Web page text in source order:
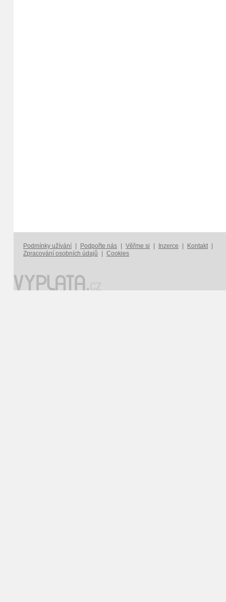
Podmínky užívání Podpořte nás Věřme si Inzerce Kontakt
Zpracování osobních údajů
Cookies